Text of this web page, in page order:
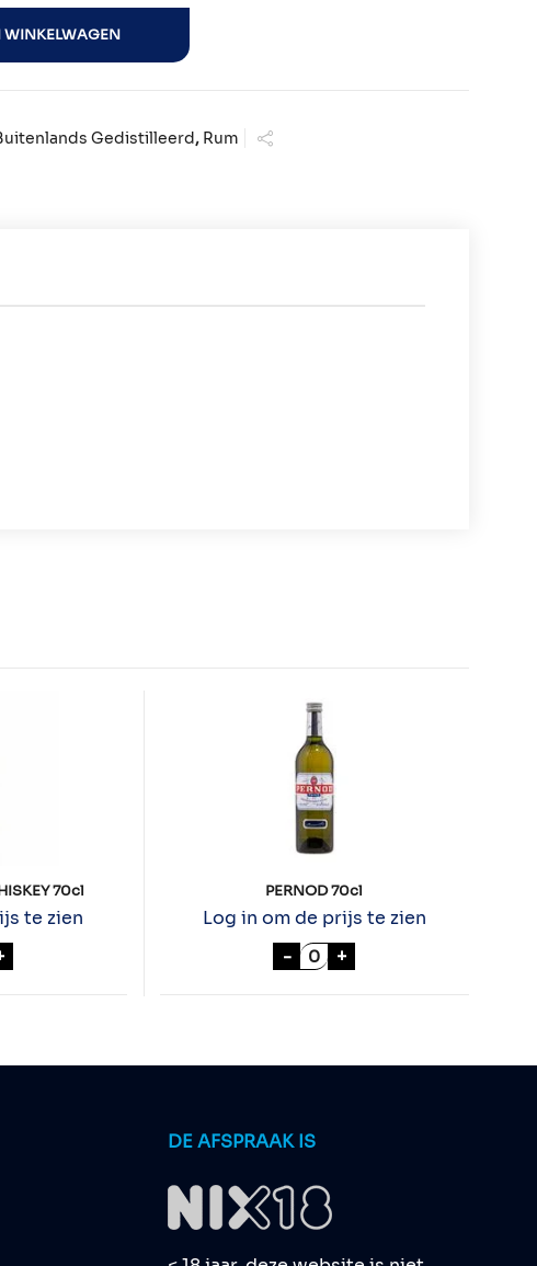
Gedistilleerd, Rum
70cl
te zien
IRISH WHISKEY 70cl aantal
PERNOD 70cl
Log in om de prijs te zien
- PERNOD 70cl aantal
+
DE AFSPRAAK IS